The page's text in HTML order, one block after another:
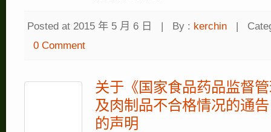
Posted at 2015 年 5 月 6 日 | By : kerchin |
0 Comment
关于《国家食品药品监督
及肉制品不合格情况的通
的声明